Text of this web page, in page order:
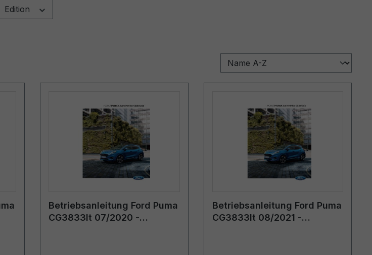
Edition
Betriebsanleitung Ford Puma
CG3833lt 07/2020 -
Betriebsanleitung Ford Puma
CG3833lt 08/2021 -